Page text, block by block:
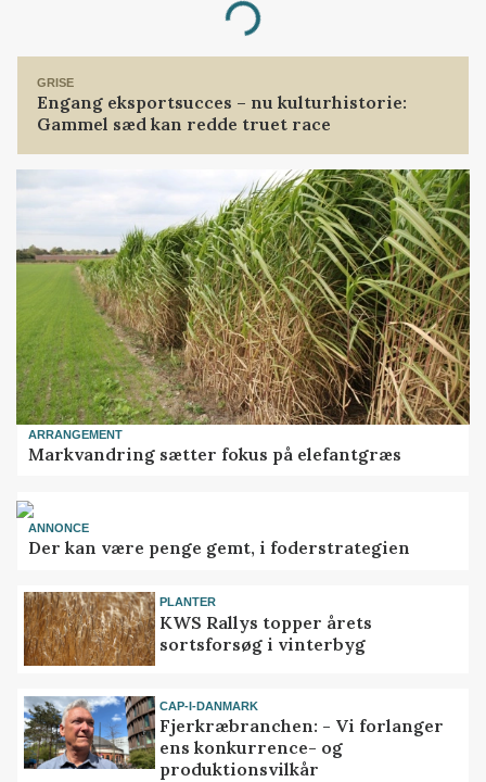
Loading...
GRISE
Engang eksportsucces – nu kulturhistorie:
Gammel sæd kan redde truet race
ARRANGEMENT
Markvandring sætter fokus på elefantgræs
ANNONCE
Der kan være penge gemt, i foderstrategien
PLANTER
KWS Rallys topper årets
sortsforsøg i vinterbyg
CAP-I-DANMARK
Fjerkræbranchen: - Vi forlanger
ens konkurrence- og
produktionsvilkår